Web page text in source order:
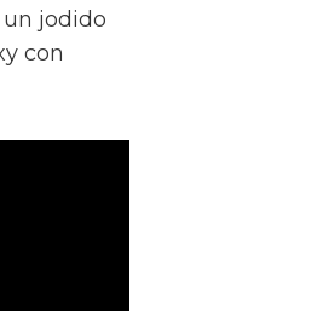
un jodido
con